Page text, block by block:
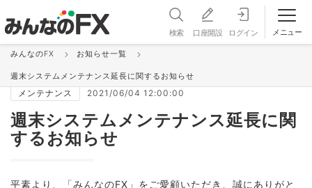
検索 口座開設 ログイン メニュー
お知らせ＆更新情報 一覧
みんなのFX お知らせ一覧
週末システムメンテナンス延長に関するお知らせ
メンテナンス 2021/06/04 12:00:00
週末システムメンテナンス延長に関
するお知らせ
平素より、「みんなのFX」をご愛顧いただき、誠にありがと